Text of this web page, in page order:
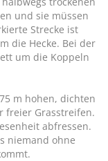
und sie müssen
Strecke ist
die Hecke. Bei der
um die Koppeln
m hohen, dichten
freier Grasstreifen.
abfressen.
niemand ohne